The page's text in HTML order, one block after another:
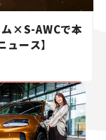
ム×S-AWCで本
ース】